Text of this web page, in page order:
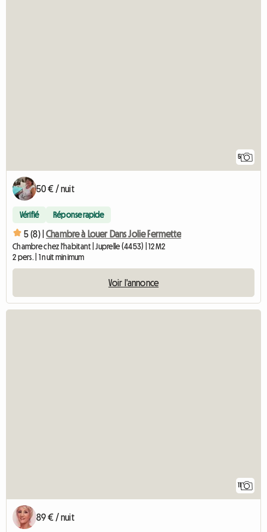
5
50 € / nuit
Vérifié Réponse rapide
5 (8) | Chambre à Louer Dans Jolie Fermette
Chambre chez l'habitant | Juprelle (4453) | 12 M2
2 pers. | 1 nuit minimum
Voir l'annonce
11
89 € / nuit